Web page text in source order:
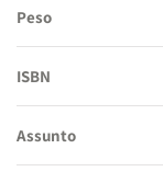
Peso
ISBN
Assunto